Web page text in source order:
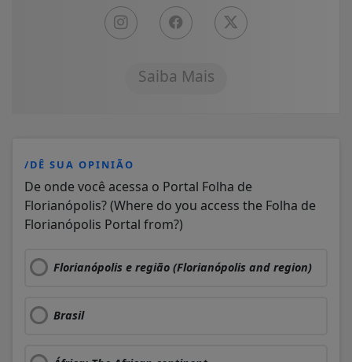
Saiba Mais
/DÊ SUA OPINIÃO
De onde você acessa o Portal Folha de
Florianópolis? (Where do you access the Folha de
Florianópolis Portal from?)
Florianópolis e região (Florianópolis and region)
Brasil